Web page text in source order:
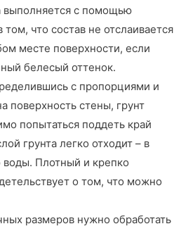
выполняется с помощью
что состав не отслаивается
месте поверхности, если
белесый оттенок.
с пропорциями и
поверхность стены, грунт
попытаться поддеть край
грунта легко отходит – в
воды. Плотный и крепко
о том, что можно
размеров нужно обработать